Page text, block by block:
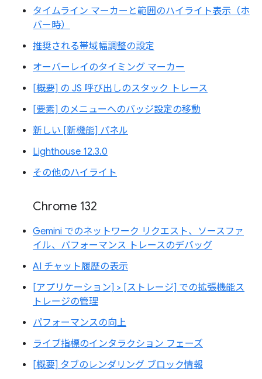
タイムライン マーカーと範囲のハイライト表示（ホ
バー時）
推奨される帯域幅調整の設定
オーバーレイのタイミング マーカー
[概要] の JS 呼び出しのスタック トレース
[要素] のメニューへのバッジ設定の移動
新しい [新機能] パネル
Lighthouse 12.3.0
その他のハイライト
Chrome 132
Gemini でのネットワーク リクエスト、ソースファ
イル、パフォーマンス トレースのデバッグ
AI チャット履歴の表示
[アプリケーション] > [ストレージ] での拡張機能ス
トレージの管理
パフォーマンスの向上
ライブ指標のインタラクション フェーズ
[概要] タブのレンダリング ブロック情報